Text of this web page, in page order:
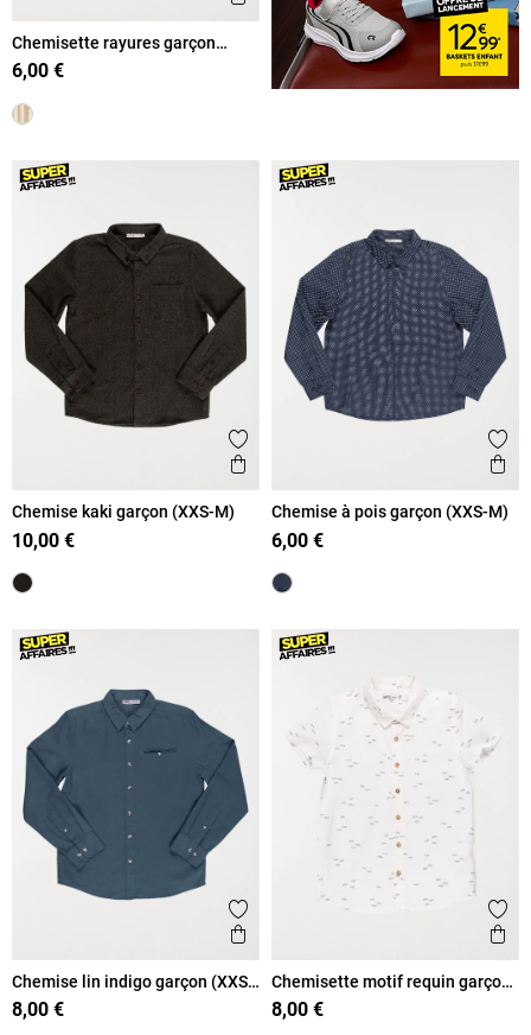
Chemisette rayures garçon
(XXS-M)
6,00 €
Ajouter aux favoris
Aperçu rapide
Chemise kaki garçon (XXS-M)
10,00 €
Chemise à pois garçon (XXS-M)
6,00 €
Ajouter aux favoris
Aperçu rapide
Chemise lin indigo garçon (XXS-
M)
8,00 €
Chemisette motif requin garçon
(10-16A)
8,00 €